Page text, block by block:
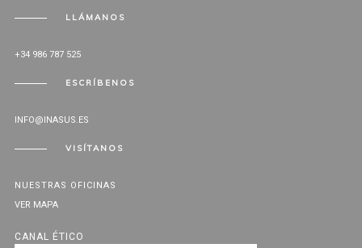
LLÁMANOS
+34 986 787 525
ESCRÍBENOS
INFO@INASUS.ES
VISÍTANOS
NUESTRAS OFICINAS
VER MAPA
CANAL ÉTICO